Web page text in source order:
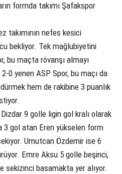
formda takımı Şafakspor
takımının nefes kesici
bekliyor. Tek mağlubiyetini
bu maçta rövanşı almayı
0 yenen ASP Spor, bu maçı da
hem de rakibine 3 puanlık
Dizdar 9 golle ligin gol kralı olarak
3 gol atan Eren yükselen form
Umutcan Özdemir ise 6
Emre Aksu 5 golle beşinci,
sekizinci basamakta yer alıyor.